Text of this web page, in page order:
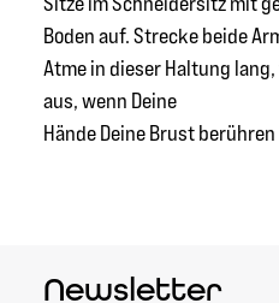
Boden auf. Strecke beide
Atme in dieser Haltung
aus, wenn Deine
Hände Deine Brust
Newsletter